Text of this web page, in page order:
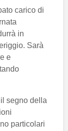
carico di
in
Sarà
e
segno della
particolari